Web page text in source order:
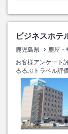
ビジネスホテ
鹿児島県 鹿屋・
お客様アンケート
るるぶトラベル評